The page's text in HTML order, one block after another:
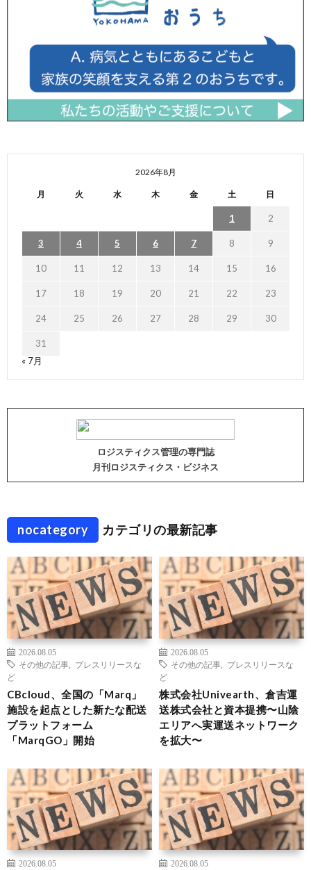
2026年8月
月 火 水 木 金 土 日
1 2
3 4 5 6 7 8 9
10 11 12 13 14 15 16
17 18 19 20 21 22 23
24 25 26 27 28 29 30
31
« 7月
ロジスティクス管理の専門誌
月刊ロジスティクス・ビジネス
nocategory カテゴリの最新記事
2026.08.05
その他の記事
プレスリリースな
ど
CBcloud、全国の「Marq」
施設を起点とした新たな配送
プラットフォーム
「MarqGO」開始
2026.08.05
その他の記事
プレスリリースな
ど
株式会社Univearth、倉吉運
送株式会社と資本提携〜山陰
エリアへ実運送ネットワーク
を拡大〜
2026.08.05
2026.08.05